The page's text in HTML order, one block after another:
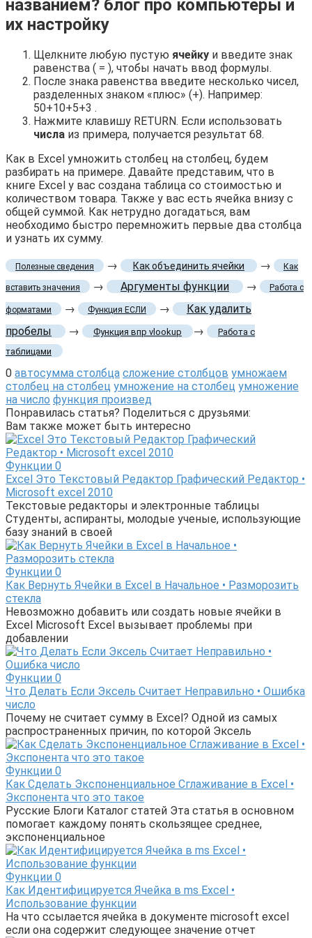
названием? блог про компьютеры и
их настройку
Щелкните любую пустую ячейку и введите знак
равенства ( = ), чтобы начать ввод формулы.
После знака равенства введите несколько чисел,
разделенных знаком «плюс» (+). Например:
50+10+5+3 .
Нажмите клавишу RETURN. Если использовать
числа из примера, получается результат 68.
Как в Excel умножить столбец на столбец, будем
разбирать на примере. Давайте представим, что в
книге Excel у вас создана таблица со стоимостью и
количеством товара. Также у вас есть ячейка внизу с
общей суммой. Как нетрудно догадаться, вам
необходимо быстро перемножить первые два столбца
и узнать их сумму.
Полезные сведения → Как объединить ячейки → Как
вставить значения → Аргументы функции → Работа с
форматами → Функция ЕСЛИ →
Как удалить
пробелы
→ Функция впр vlookup →
Работа с
таблицами
0 автосумма столбца сложение столбцов умножаем
столбец на столбец умножение на столбец умножение
на число функция произвед
Понравилась статья? Поделиться с друзьями:
Вам также может быть интересно
Функции 0
Excel Это Текстовый Редактор Графический Редактор •
Microsoft excel 2010
Текстовые редакторы и электронные таблицы
Студенты, аспиранты, молодые ученые, использующие
базу знаний в своей
Функции 0
Как Вернуть Ячейки в Excel в Начальное • Разморозить
стекла
Невозможно добавить или создать новые ячейки в
Excel Microsoft Excel вызывает проблемы при
добавлении
Функции 0
Что Делать Если Эксель Считает Неправильно • Ошибка
число
Почему не считает сумму в Excel? Одной из самых
распространенных причин, по которой Эксель
Функции 0
Как Сделать Экспоненциальное Сглаживание в Excel •
Экспонента что это такое
Русские Блоги Каталог статей Эта статья в основном
помогает каждому понять скользящее среднее,
экспоненциальное
Функции 0
Как Идентифицируется Ячейка в ms Excel •
Использование функции
На что ссылается ячейка в документе microsoft excel
если она содержит следующее значение отчет